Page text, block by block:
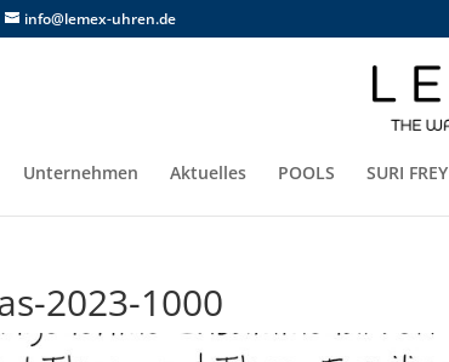
info@lemex-uhren.de
Unternehmen Aktuelles POOLS SURI FREY
2023-1000